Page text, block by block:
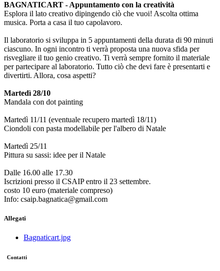
BAGNATICART - Appuntamento con la creatività
Esplora il lato creativo dipingendo ciò che vuoi! Ascolta ottima
musica. Porta a casa il tuo capolavoro.
Il laboratorio si sviluppa in 5 appuntamenti della durata di 90 minuti
ciascuno. In ogni incontro ti verrà proposta una nuova sfida per
risvegliare il tuo genio creativo. Ti verrà sempre fornito il materiale
per partecipare al laboratorio. Tutto ciò che devi fare è presentarti e
divertirti. Allora, cosa aspetti?
Martedì 28/10
Mandala con dot painting
Martedì 11/11 (eventuale recupero martedì 18/11)
Ciondoli con pasta modellabile per l'albero di Natale
Martedì 25/11
Pittura su sassi: idee per il Natale
Dalle 16.00 alle 17.30
Iscrizioni presso il CSAIP entro il 23 settembre.
costo 10 euro (materiale compreso)
Info: csaip.bagnatica@gmail.com
Allegati
Bagnaticart.jpg
Contatti